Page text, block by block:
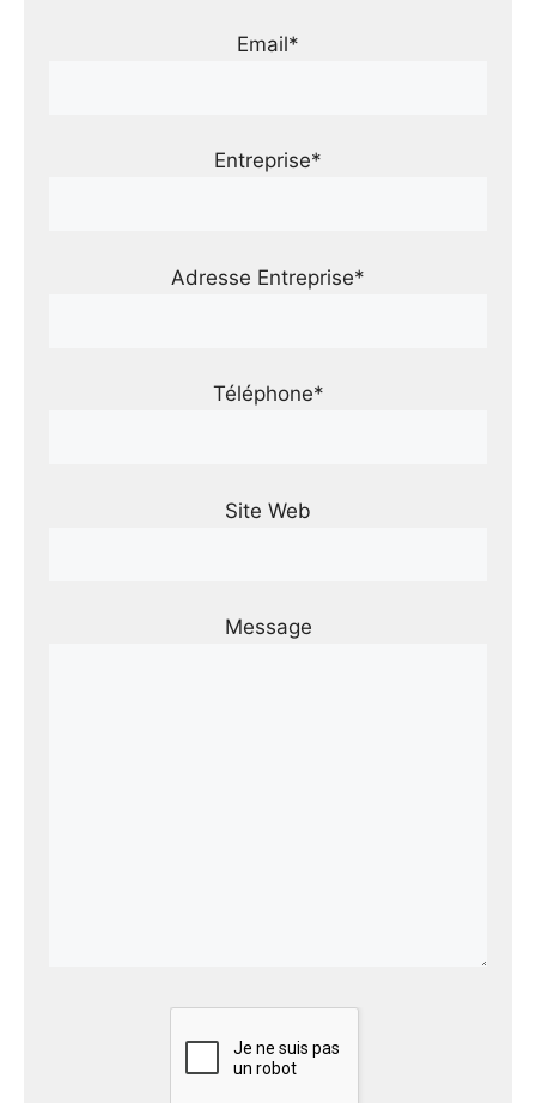
Email*
Entreprise*
Adresse Entreprise*
Téléphone*
Site Web
Message